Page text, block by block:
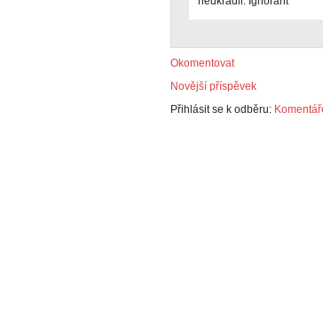
Okomentovat
Novější příspěvek
Přihlásit se k odběru: